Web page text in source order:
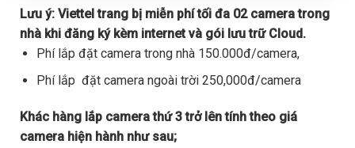
Lưu ý: Viettel trang bị miễn phí tối đa 02 camera trong
nhà khi đăng ký kèm internet và gói lưu trữ Cloud.
Phí lắp đặt camera trong nhà 150.000đ/camera,
Phí lắp đặt camera ngoài trời 250,000đ/camera
Khác hàng lắp camera thứ 3 trở lên tính theo giá
camera hiện hành như sau;